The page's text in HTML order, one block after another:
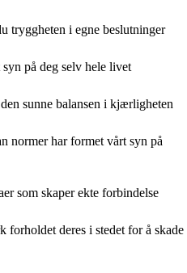
tryggheten i egne beslutninger
på deg selv hele livet
sunne balansen i kjærligheten
normer har formet vårt syn på
som skaper ekte forbindelse
forholdet deres i stedet for å skade